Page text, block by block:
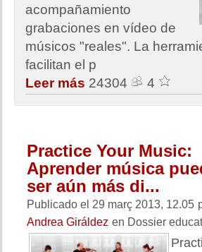
acompañamiento
grabaciones en vídeo de
músicos "reales". La
facilitan el p
Leer más 24304 4
Practice Your Music:
Aprender música
ser aún más di...
Publicado el 29 març 2013, 12.05
Andrea Giráldez en Dossier